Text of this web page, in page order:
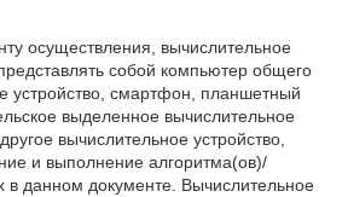
осуществления, вычислительное
собой компьютер общего
устройство, смартфон, планшетный
выделенное вычислительное
вычислительное устройство,
и выполнение алгоритма(ов)/
данном документе. Вычислительное